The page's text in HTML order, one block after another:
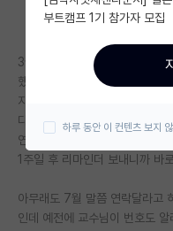
미국 유학 게시판
미국 대학원 합격 후기
대학원생 모집 게시판
연구실(PI) 홍보 게시판
임용 정보 게시판
3월말~4월초에 컨택하고 면담
했거든. 그래야지 과 전체 몇명
지원할지 알려준다고. 근데 친
다른 인턴들 뽑아서 친구가 그
연락드렸어. 4일째인데 아직 답
1주일 후 리마인더 보내니까 바
아무래도 7월 말쯤 연락달라고
인데 예전에 교수님이 번호도
부트캠프 1기 참가자 모집
하루 동안 이 컨텐츠 보지 않